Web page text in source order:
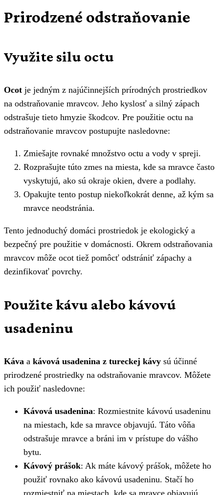
Prirodzené odstraňovanie
Využite silu octu
Ocot je jedným z najúčinnejších prírodných prostriedkov
na odstraňovanie mravcov. Jeho kyslosť a silný zápach
odstrašuje tieto hmyzie škodcov. Pre použitie octu na
odstraňovanie mravcov postupujte nasledovne:
Zmiešajte rovnaké množstvo octu a vody v spreji.
Rozprašujte túto zmes na miesta, kde sa mravce často
vyskytujú, ako sú okraje okien, dvere a podlahy.
Opakujte tento postup niekoľkokrát denne, až kým sa
mravce neodstránia.
Tento jednoduchý domáci prostriedok je ekologický a
bezpečný pre použitie v domácnosti. Okrem odstraňovania
mravcov môže ocot tiež pomôcť odstrániť zápachy a
dezinfikovať povrchy.
Použite kávu alebo kávovú
usadeninu
Káva a kávová usadenina z tureckej kávy sú účinné
prirodzené prostriedky na odstraňovanie mravcov. Môžete
ich použiť nasledovne:
Kávová usadenina: Rozmiestnite kávovú usadeninu
na miestach, kde sa mravce objavujú. Táto vôňa
odstrašuje mravce a bráni im v prístupe do vášho
bytu.
Kávový prášok: Ak máte kávový prášok, môžete ho
použiť rovnako ako kávovú usadeninu. Stačí ho
rozmiestniť na miestach, kde sa mravce objavujú.